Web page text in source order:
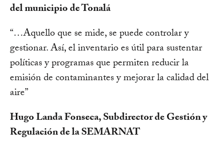
del municipio de Tonalá
“…Aquello que se mide, se puede controlar y
gestionar. Así, el inventario es útil para sustentar
políticas y programas que permiten reducir la
emisión de contaminantes y mejorar la calidad del
aire”
Hugo Landa Fonseca, Subdirector de Gestión y
Regulación de la SEMARNAT